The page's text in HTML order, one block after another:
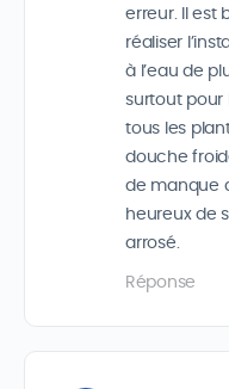
erreur. Il est
réaliser
à l’eau de
surtout pour
tous les
douche
de manque
heureux de
arrosé.
Réponse